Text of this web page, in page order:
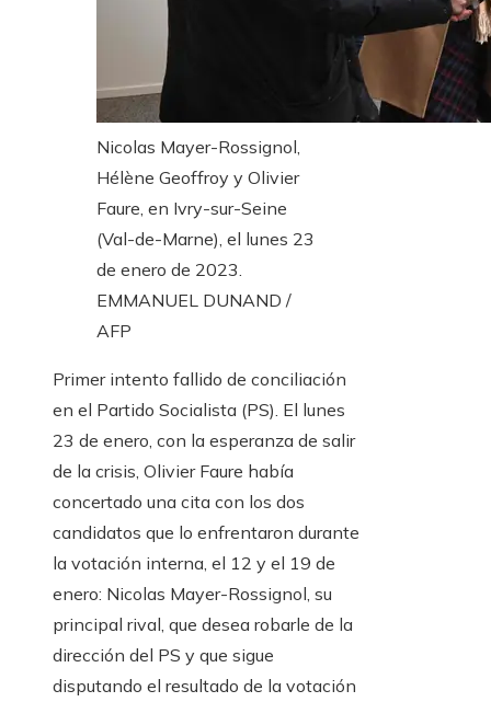
Nicolas Mayer-Rossignol,
Hélène Geoffroy y Olivier
Faure, en Ivry-sur-Seine
(Val-de-Marne), el lunes 23
de enero de 2023.
EMMANUEL DUNAND /
AFP
Primer intento fallido de conciliación
en el Partido Socialista (PS). El lunes
23 de enero, con la esperanza de salir
de la crisis, Olivier Faure había
concertado una cita con los dos
candidatos que lo enfrentaron durante
la votación interna, el 12 y el 19 de
enero: Nicolas Mayer-Rossignol, su
principal rival, que desea robarle de la
dirección del PS y que sigue
disputando el resultado de la votación